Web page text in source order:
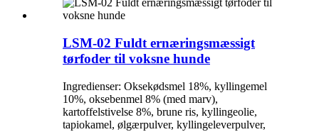
LSM-02 Fuldt ernæringsmæssigt
tørfoder til voksne hunde
Ingredienser: Oksekødsmel 18%, kyllingemel
10%, oksebenmel 8% (med marv),
kartoffelstivelse 8%, brune ris, kyllingeolie,
tapiokamel, ølgærpulver, kyllingeleverpulver,